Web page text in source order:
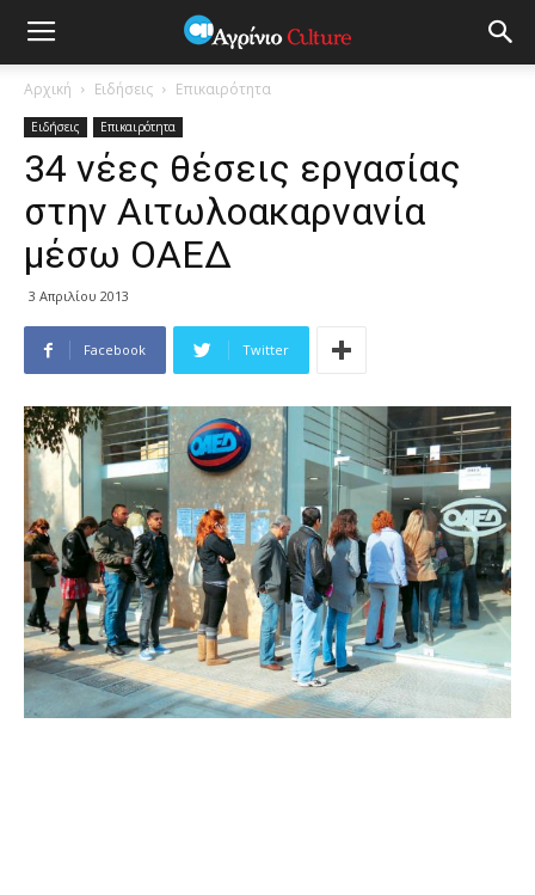
Αρχική Ειδήσεις Επικαιρότητα
Ειδήσεις Επικαιρότητα
34 νέες θέσεις εργασίας
στην Αιτωλοακαρνανία
μέσω ΟΑΕΔ
3 Απριλίου 2013
Facebook Twitter